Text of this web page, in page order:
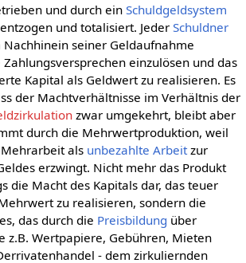
und durch einSchuldgeldsystem
und totalisiert. JederSchuldner
seiner Geldaufnahme
einzulösen und das
Kapital als Geldwert zu realisieren. Es
der Machtverhältnisse im Verhältnis der
zwar umgekehrt, bleibt aber
durch die Mehrwertproduktion, weil
als unbezahlte Arbeitzur
erzwingt. Nicht mehr das Produkt
die Macht des Kapitals dar, das teuer
zu realisieren, sondern die
das durch die Preisbildung über
z.B. Wertpapiere, Gebühren, Mieten
- dem zirkuliernden